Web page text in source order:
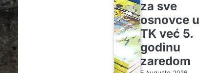
za sve
osnovce u
TK već 5.
godinu
zaredom